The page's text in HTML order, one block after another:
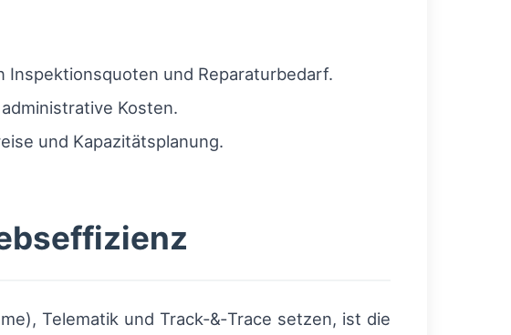
Inspektionsquoten und Reparaturbedarf.
Kosten.
und Kapazitätsplanung.
Telematik und Track‑&‑Trace setzen, ist die